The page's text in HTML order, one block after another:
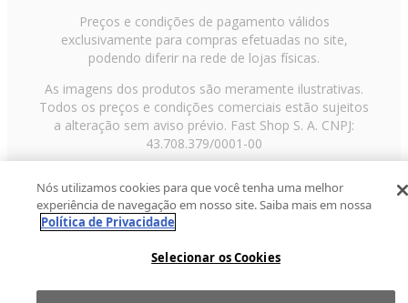
Preços e condições de pagamento válidos
exclusivamente para compras efetuadas no site,
podendo diferir na rede de lojas físicas.
As imagens dos produtos são meramente ilustrativas.
Todos os preços e condições comerciais estão sujeitos
a alteração sem aviso prévio. Fast Shop S. A. CNPJ:
43.708.379/0001-00
Paulo/SP, CEP 02029-001, Telefone: 11 3003-3728 ©
2013 Fast Shop - Todos os direitos reservadosRF
Nós utilizamos cookies para que você tenha uma melhor
experiência de navegação em nosso site. Saiba mais em nossa
Política de Privacidade
Selecionar os Cookies